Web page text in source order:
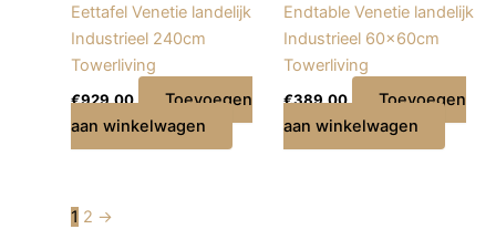
Eettafel Venetie landelijk
Industrieel 240cm
Towerliving
€929,00
Toevoegen
aan winkelwagen
Endtable Venetie landelijk
Industrieel 60x60cm
Towerliving
€389,00
Toevoegen
aan winkelwagen
1 2 →